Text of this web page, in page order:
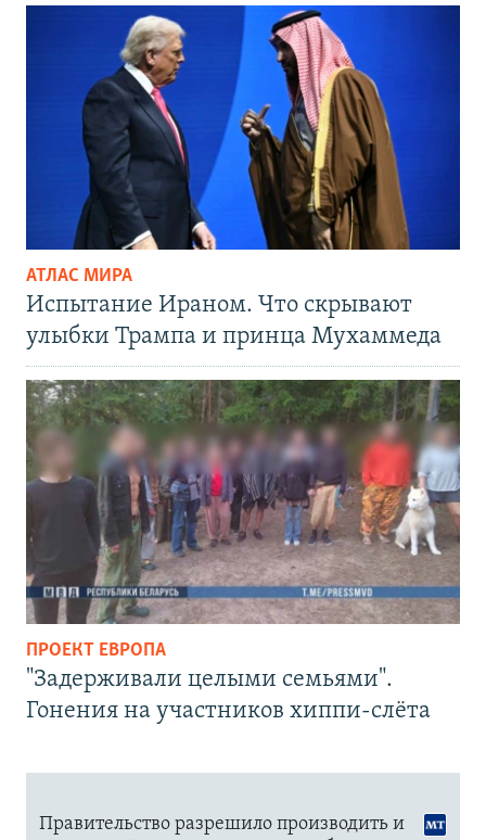
АТЛАС МИРА
Испытание Ираном. Что скрывают
улыбки Трампа и принца Мухаммеда
ПРОЕКТ ЕВРОПА
"Задерживали целыми семьями".
Гонения на участников хиппи-слёта